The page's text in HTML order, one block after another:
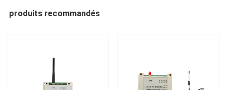
produits recommandés